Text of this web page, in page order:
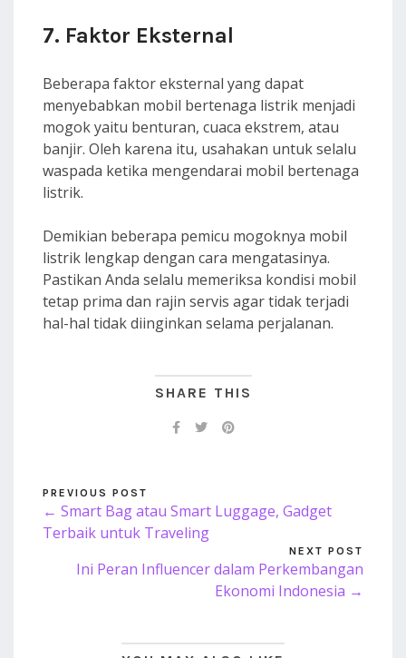
7. Faktor Eksternal
Beberapa faktor eksternal yang dapat
menyebabkan mobil bertenaga listrik menjadi
mogok yaitu benturan, cuaca ekstrem, atau
banjir. Oleh karena itu, usahakan untuk selalu
waspada ketika mengendarai mobil bertenaga
listrik.
Demikian beberapa pemicu mogoknya mobil
listrik lengkap dengan cara mengatasinya.
Pastikan Anda selalu memeriksa kondisi mobil
tetap prima dan rajin servis agar tidak terjadi
hal-hal tidak diinginkan selama perjalanan.
SHARE THIS
PREVIOUS POST
← Smart Bag atau Smart Luggage, Gadget
Terbaik untuk Traveling
NEXT POST
Ini Peran Influencer dalam Perkembangan
Ekonomi Indonesia →